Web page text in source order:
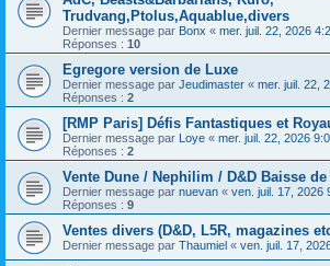
Trudvang,Ptolus,Aquablue,divers
Dernier message par Bonx « mer. juil. 22, 2026
Réponses : 10
Egregore version de Luxe
Dernier message par Jeudimaster « mer. juil. 22,
Réponses : 2
[RMP Paris] Défis Fantastiques et
Dernier message par Loye « mer. juil. 22, 2026
Réponses : 2
Vente Dune / Nephilim / D&D Baisse de
Dernier message par nuevan « ven. juil. 17, 2026
Réponses : 9
Ventes divers (D&D, L5R, magazines
Dernier message par Thaumiel « ven. juil. 17,